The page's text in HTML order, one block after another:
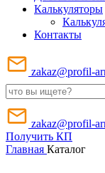
Калькуляторы
Контакты
zakaz@profil-
zakaz@profil-
Получить КП
Главная Каталог